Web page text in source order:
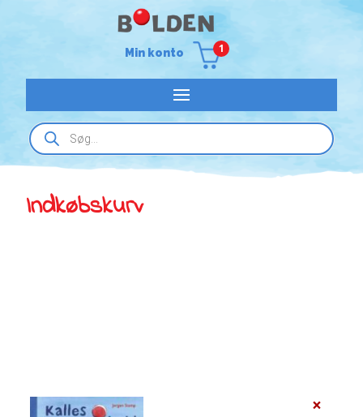
Min konto 1
Products
search
Indkøbskurv
×